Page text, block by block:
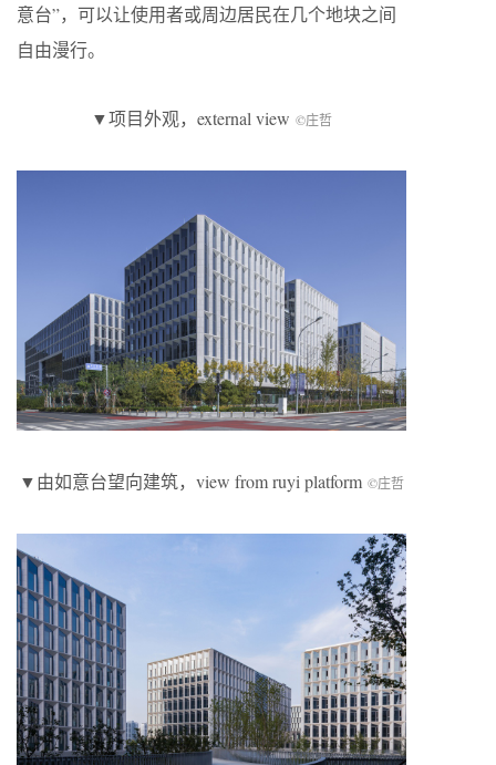
意台”，可以让使用者或周边居民在几个地块之间
自由漫行。
▼项目外观，external view ©庄哲
▼由如意台望向建筑，view from ruyi platform ©庄哲